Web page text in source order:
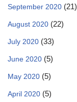
September 2020 (21)
August 2020 (22)
July 2020 (33)
June 2020 (5)
May 2020 (5)
April 2020 (5)